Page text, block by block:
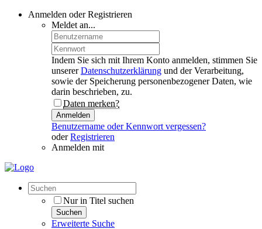
Anmelden oder Registrieren
Meldet an...
Indem Sie sich mit Ihrem Konto anmelden, stimmen Sie
unsererDatenschutzerklärung und der Verarbeitung,
sowie der Speicherung personenbezogener Daten, wie
darin beschrieben, zu.
Daten merken?
Anmelden
Benutzername oder Kennwort vergessen?
oderRegistrieren
Anmelden mit
Nur in Titel suchen
Suchen
Erweiterte Suche